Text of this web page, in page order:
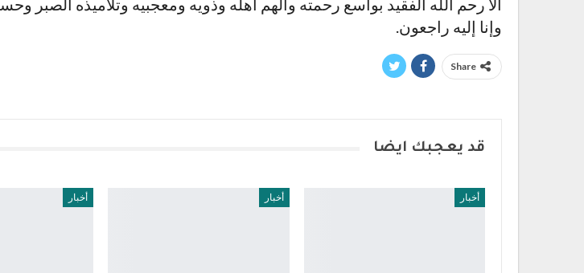
ألا رحم الله الفقيد بواسع رحمته وألهم أهله وذويه ومعجبيه وتلاميذه الصبر
وإنا إليه راجعون.
Share
قد يعجبك ايضا
أخبار أخبار أخبار